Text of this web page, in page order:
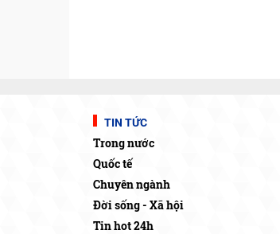
TIN TỨC
Trong nước
Quốc tế
Chuyên ngành
Đời sống - Xã hội
Tin hot 24h